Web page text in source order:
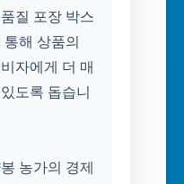
질 포장 박스
해 상품의
자에게 더 매
도록 돕습니
농가의 경제